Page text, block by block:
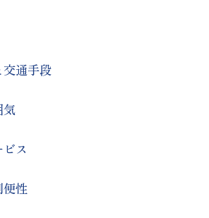
方のステップ
問して確認するポイント
判の確認方法
すべき書類
入を成功させるための秘訣
通手段
気
ス
便性